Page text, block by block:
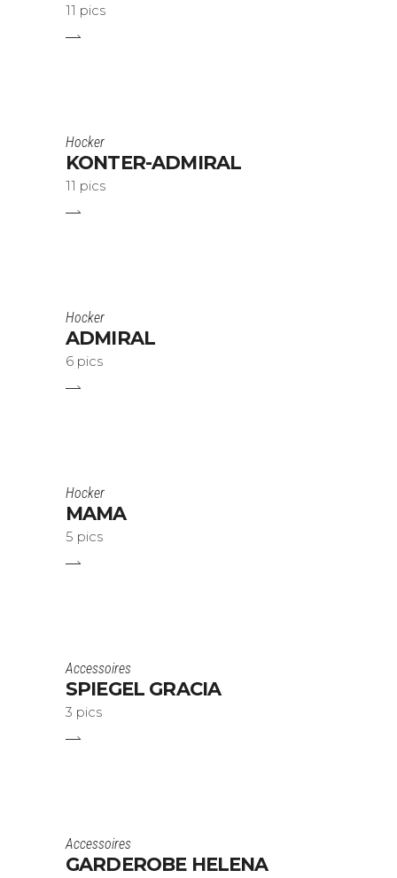
11 pics
Hocker
KONTER-ADMIRAL
11 pics
Hocker
ADMIRAL
6 pics
Hocker
MAMA
5 pics
Accessoires
SPIEGEL GRACIA
3 pics
Accessoires
GARDEROBE HELENA